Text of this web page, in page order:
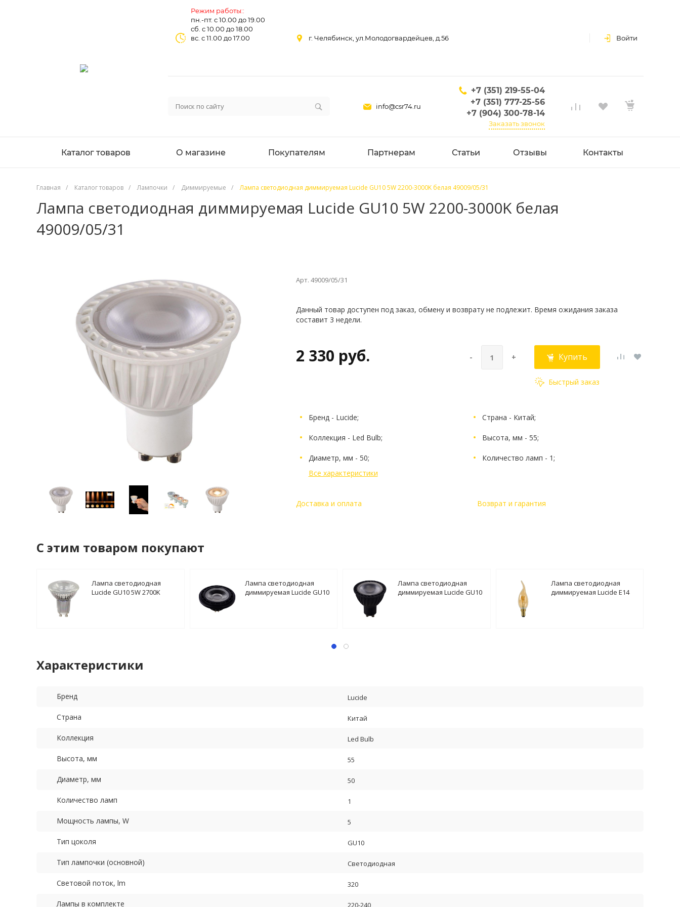
Режим работы::
пн.-пт. с 10.00 до 19.00
сб. с 10.00 до 18.00
вс. с 11.00 до 17.00
г. Челябинск, ул.Молодогвардейцев, д.56 Войти
info@csr74.ru
+7 (351) 219-55-04
+7 (351) 777-25-56
+7 (904) 300-78-14
Заказать звонок
Каталог товаров О магазине Покупателям Партнерам Статьи Отзывы Контакты
Главная / Каталог товаров / Лампочки / Диммируемые / Лампа светодиодная диммируемая Lucide GU10 5W 2200-3000K белая 49009/05/31
Лампа светодиодная диммируемая Lucide GU10 5W 2200-3000K белая
49009/05/31
Арт. 49009/05/31
Данный товар доступен под заказ, обмену и возврату не подлежит. Время ожидания заказа
составит 3 недели.
2 330 руб. - + Купить
Быстрый заказ
Бренд - Lucide; Страна - Китай;
Коллекция - Led Bulb; Высота, мм - 55;
Диаметр, мм - 50;
Количество ламп - 1;
Все характеристики
Доставка и оплата Возврат и гарантия
C этим товаром покупают
Лампа светодиодная
Lucide GU10 5W 2700K
Лампа светодиодная
диммируемая Lucide GU10
Лампа светодиодная
диммируемая Lucide GU10
Лампа светодиодная
диммируемая Lucide E14
Характеристики
Бренд Lucide
Страна Китай
Коллекция Led Bulb
Высота, мм 55
Диаметр, мм 50
Количество ламп 1
Мощность лампы, W 5
Тип цоколя GU10
Тип лампочки (основной) Светодиодная
Световой поток, lm 320
Лампы в комплекте